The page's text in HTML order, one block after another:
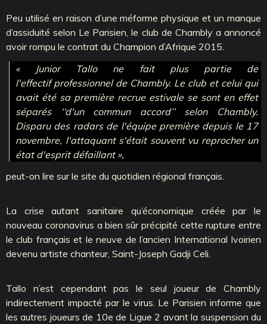
Peu utilisé en raison d’une méforme physique et un manque
d’assiduité selon Le Parisien, le club de Chambly a annoncé
avoir rompu le contrat du Champion d’Afrique 2015.
« Junior Tallo ne fait plus partie de
l'effectif professionnel de Chambly. Le club et celui qui
avait été sa première recrue estivale se sont en effet
séparés ‘‘d'un commun accord’’ selon Chambly.
Disparu des radars de l'équipe première depuis le 17
novembre, l'attaquant s'était souvent vu reprocher un
état d'esprit défaillant »,
peut-on lire sur le site du quotidien régional français.
La crise autant sanitaire qu’économique créée par le
nouveau coronavirus a bien sûr précipité cette rupture entre
le club français et le neuve de l’ancien International Ivoirien
devenu artiste chanteur, Saint-Joseph Gadji Celi.
Tallo n’est cependant pas le seul joueur de Chambly
indirectement impacté par le virus. Le Parisien informe que
les autres joueurs de 10e de Ligue 2 avant la suspension du